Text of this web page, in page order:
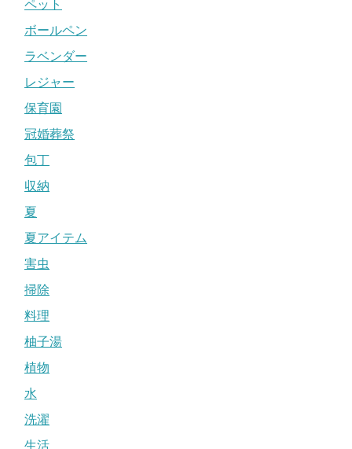
ペット
ボールペン
ラベンダー
レジャー
保育園
冠婚葬祭
包丁
収納
夏
夏アイテム
害虫
掃除
料理
柚子湯
植物
水
洗濯
生活